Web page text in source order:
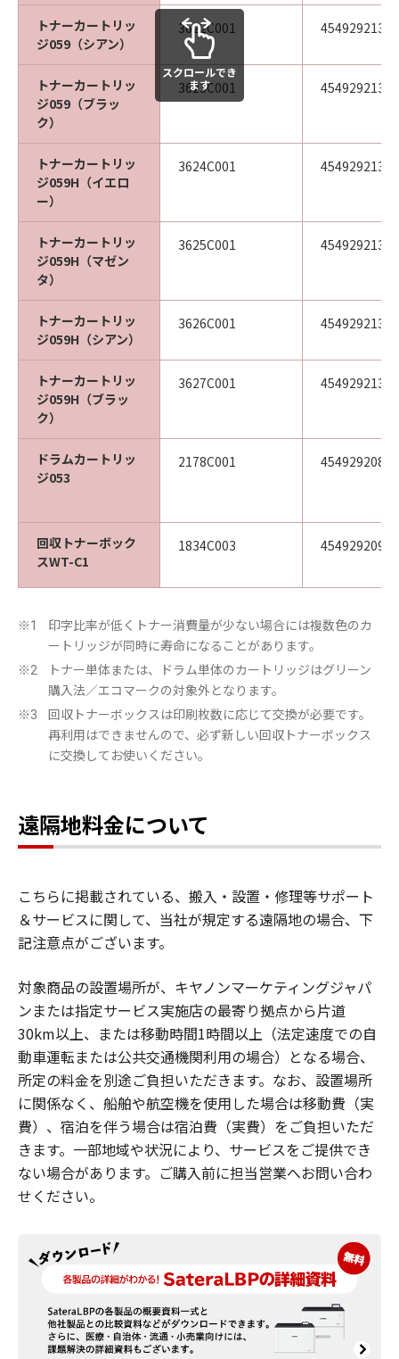
トナーカートリッ
ジ059（シアン）
3622C001
トナーカートリッ
ジ059（ブラッ
ク）
3623C001
トナーカートリッ
ジ059H（イエロ
ー）
3624C001
トナーカートリッ
ジ059H（マゼン
タ）
3625C001
トナーカートリッ
ジ059H（シアン）
3626C001
トナーカートリッ
ジ059H（ブラッ
ク）
3627C001
ドラムカートリッ
ジ053
2178C001
回収トナーボック
スWT-C1
1834C003
スクロールでき
ます
※1
印字比率が低くトナー消費量が少ない場合には複数色のカ
ートリッジが同時に寿命になることがあります。
※2
トナー単体または、ドラム単体のカートリッジはグリーン
購入法／エコマークの対象外となります。
※3
回収トナーボックスは印刷枚数に応じて交換が必要です。
再利用はできませんので、必ず新しい回収トナーボックス
に交換してお使いください。
遠隔地料金について
こちらに掲載されている、搬入・設置・修理等サポート
＆サービスに関して、当社が規定する遠隔地の場合、下
記注意点がございます。
対象商品の設置場所が、キヤノンマーケティングジャパ
ンまたは指定サービス実施店の最寄り拠点から片道
30km以上、または移動時間1時間以上（法定速度での自
動車運転または公共交通機関利用の場合）となる場合、
所定の料金を別途ご負担いただきます。なお、設置場所
に関係なく、船舶や航空機を使用した場合は移動費（実
費）、宿泊を伴う場合は宿泊費（実費）をご負担いただ
きます。一部地域や状況により、サービスをご提供でき
ない場合があります。ご購入前に担当営業へお問い合わ
せください。